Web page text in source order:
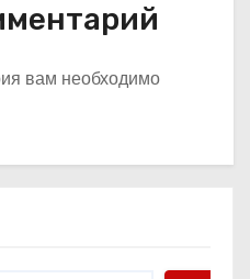
вам необходимо